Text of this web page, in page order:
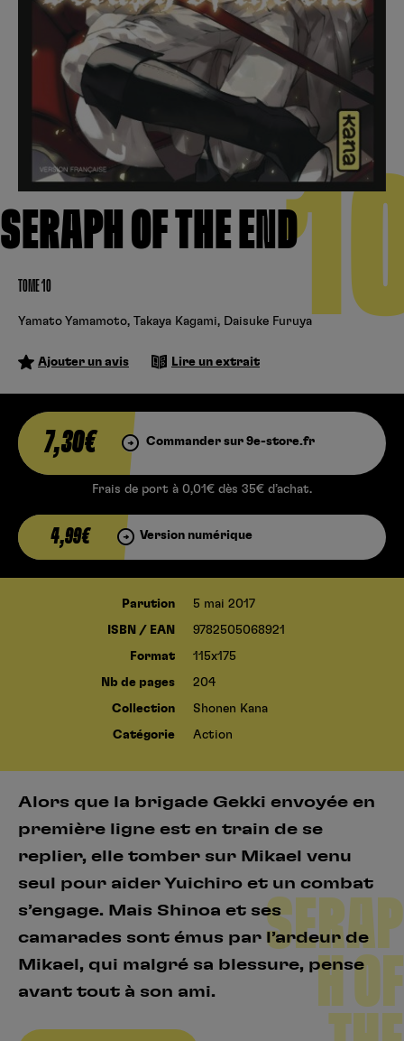
SERAPH OF THE END
TOME 10
Yamato Yamamoto, Takaya Kagami, Daisuke Furuya
Ajouter un avis Lire un extrait
7,30€ Commander sur 9e-store.fr
Frais de port à 0,01€ dès 35€ d’achat.
4,99€ Version numérique
Parution 5 mai 2017
ISBN / EAN 9782505068921
Format 115x175
Nb de pages 204
Collection Shonen Kana
Catégorie Action
Alors que la brigade Gekki envoyée en
première ligne est en train de se
replier, elle tomber sur Mikael venu
seul pour aider Yuichiro et un combat
s’engage. Mais Shinoa et ses
camarades sont émus par l’ardeur de
Mikael, qui malgré sa blessure, pense
avant tout à son ami.
SERAP
H OF
Cultura Fnac
Kobo
Se connecter S’inscrire
Hunter x Hunter
Fire Force
Black Butler